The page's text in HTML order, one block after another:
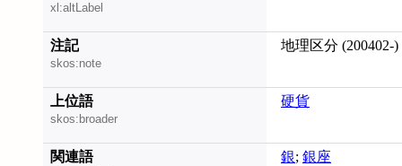
xl:altLabel
注記
skos:note
地理区分 (200402-)
上位語
skos:broader
硬貨
関連語 銀; 銀座